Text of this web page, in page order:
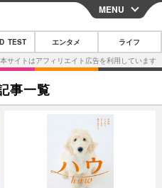
CLOSE
スマートフォン
ガジェット・ツール
その他
映画・ドラマ
MENU
TEST エンタメ ライフ
事一覧